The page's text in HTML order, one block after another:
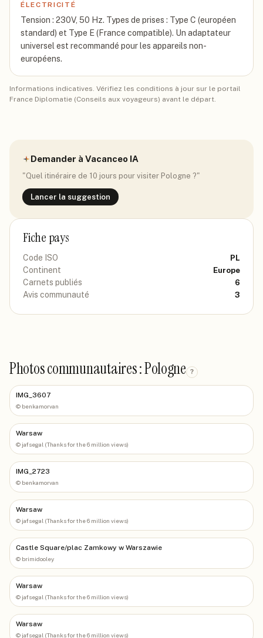
ÉLECTRICITÉ
Tension : 230V, 50 Hz. Types de prises : Type C (européen
standard) et Type E (France compatible). Un adaptateur
universel est recommandé pour les appareils non-
européens.
Informations indicatives. Vérifiez les conditions à jour sur le portail
France Diplomatie (Conseils aux voyageurs) avant le départ.
Demander à Vacanceo IA
"Quel itinéraire de 10 jours pour visiter Pologne ?"
Lancer la suggestion
Fiche pays
Code ISO PL
Continent Europe
Carnets publiés 6
Avis communauté 3
Photos communautaires : Pologne ?
IMG_3607
© benkamorvan
Warsaw
© jafsegal (Thanks for the 6 million views)
IMG_2723
© benkamorvan
Warsaw
© jafsegal (Thanks for the 6 million views)
Castle Square/plac Zamkowy w Warszawie
© brimidooley
Warsaw
© jafsegal (Thanks for the 6 million views)
Warsaw
© jafsegal (Thanks for the 6 million views)